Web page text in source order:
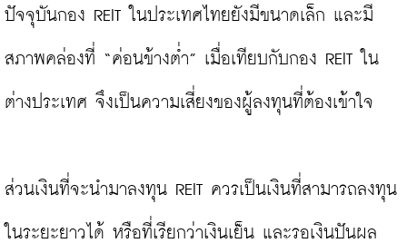
ปัจจุบันกอง REIT ในประเทศไทยยังมีขนาดเล็ก และมี
สภาพคล่องที่ “ค่อนข้างต่ำ” เมื่อเทียบกับกอง REIT ใน
ต่างประเทศ จึงเป็นความเสี่ยงของผู้ลงทุนที่ต้องเข้าใจ
ส่วนเงินที่จะนำมาลงทุน REIT ควรเป็นเงินที่สามารถลงทุน
ในระยะยาวได้ หรือที่เรียกว่าเงินเย็น และรอเงินปันผล